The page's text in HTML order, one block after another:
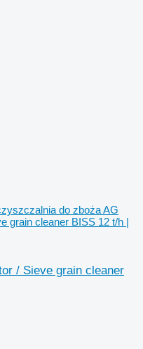
do zboża AG
grain cleaner BISS 12 t/h |
/ Sieve grain cleaner